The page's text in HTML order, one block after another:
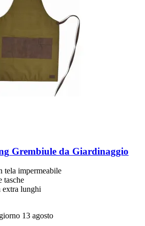
Grembiule da Giardinaggio
tela impermeabile
tasche
lunghi
13 agosto